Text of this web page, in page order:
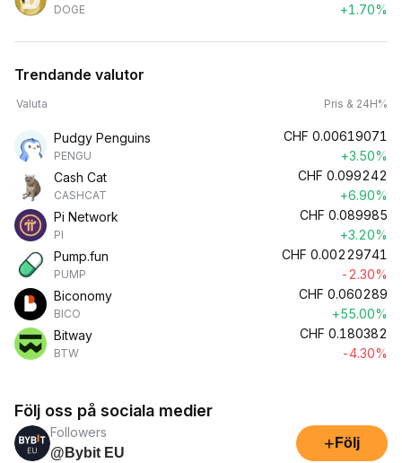
DOGE
+1.70%
Trendande valutor
Valuta Pris & 24H%
Pudgy Penguins
PENGU
CHF 0.00619071
+3.50%
Cash Cat
CASHCAT
CHF 0.099242
+6.90%
Pi Network
PI
CHF 0.089985
+3.20%
Pump.fun
PUMP
CHF 0.00229741
-2.30%
Biconomy
BICO
CHF 0.060289
+55.00%
Bitway
BTW
CHF 0.180382
-4.30%
Följ oss på sociala medier
Followers
@Bybit EU
+ Följ